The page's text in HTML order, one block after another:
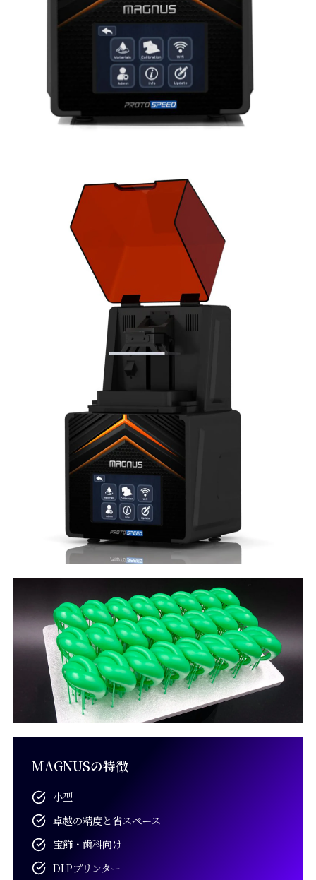
MAGNUSの特徴
小型
卓越の精度と省スペース
宝飾・歯科向け
DLPプリンター